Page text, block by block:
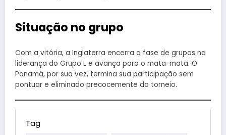
Situação no grupo
Com a vitória, a Inglaterra encerra a fase de grupos na
liderança do Grupo L e avança para o mata-mata. O
Panamá, por sua vez, termina sua participação sem
pontuar e eliminado precocemente do torneio.
Tag